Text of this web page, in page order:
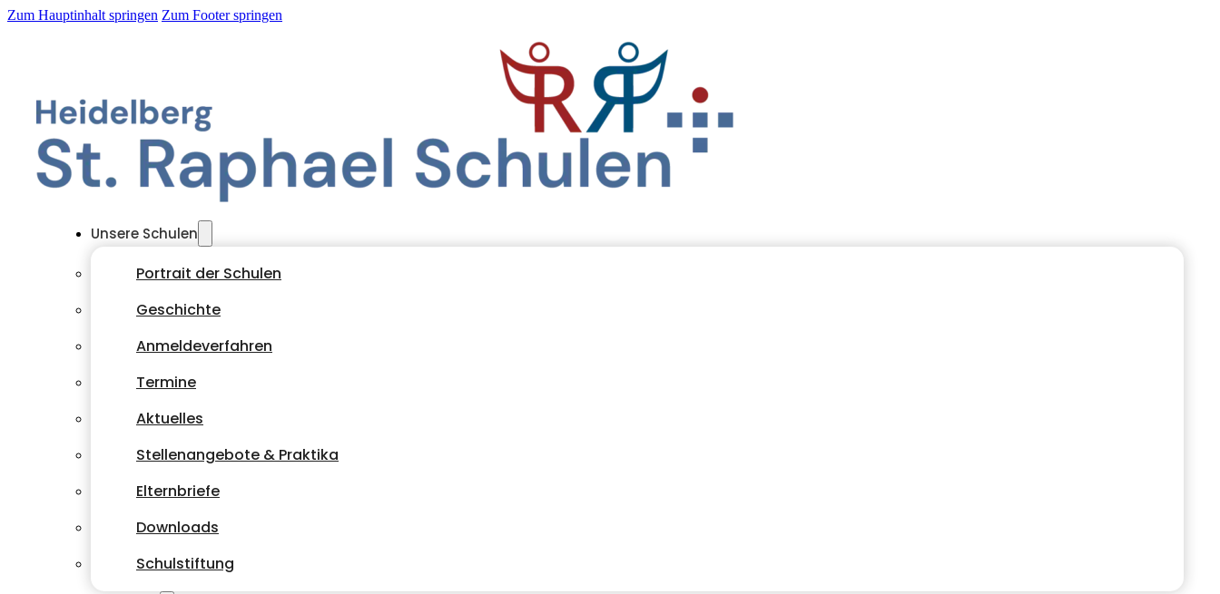
Zum Hauptinhalt springen Zum Footer springen
Unsere Schulen
Portrait der Schulen
Geschichte
Anmeldeverfahren
Termine
Aktuelles
Stellenangebote & Praktika
Elternbriefe
Downloads
Schulstiftung